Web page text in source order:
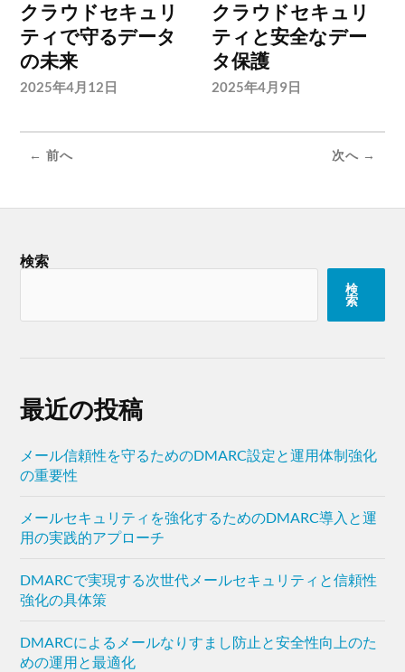
クラウドセキュリ
ティで守るデータ
の未来
2025年4月12日
クラウドセキュリ
ティと安全なデー
タ保護
2025年4月9日
← 前へ 次へ →
検索
検
索
最近の投稿
メール信頼性を守るためのDMARC設定と運用体制強化
の重要性
メールセキュリティを強化するためのDMARC導入と運
用の実践的アプローチ
DMARCで実現する次世代メールセキュリティと信頼性
強化の具体策
DMARCによるメールなりすまし防止と安全性向上のた
めの運用と最適化